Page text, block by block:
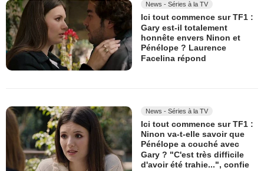
News - Séries à la TV
Ici tout commence sur TF1 :
Gary est-il totalement
honnête envers Ninon et
Pénélope ? Laurence
Facelina répond
News - Séries à la TV
Ici tout commence sur TF1 :
Ninon va-t-elle savoir que
Pénélope a couché avec
Gary ? "C'est très difficile
d'avoir été trahie...", confie